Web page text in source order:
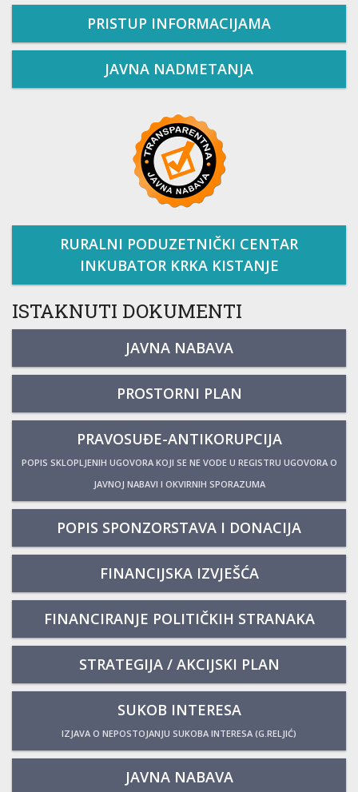
PRISTUP INFORMACIJAMA
JAVNA NADMETANJA
RURALNI PODUZETNIČKI CENTAR
INKUBATOR KRKA KISTANJE
ISTAKNUTI DOKUMENTI
JAVNA NABAVA
PROSTORNI PLAN
PRAVOSUĐE-ANTIKORUPCIJA
POPIS SKLOPLJENIH UGOVORA KOJI SE NE VODE U REGISTRU UGOVORA O
JAVNOJ NABAVI I OKVIRNIH SPORAZUMA
POPIS SPONZORSTAVA I DONACIJA
FINANCIJSKA IZVJEŠĆA
FINANCIRANJE POLITIČKIH STRANAKA
STRATEGIJA / AKCIJSKI PLAN
SUKOB INTERESA
IZJAVA O NEPOSTOJANJU SUKOBA INTERESA (G.RELJIĆ)
JAVNA NABAVA